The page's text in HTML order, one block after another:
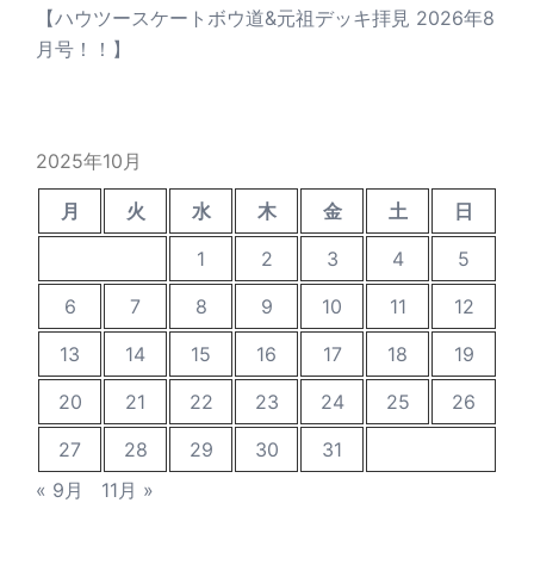
【ハウツースケートボウ道&元祖デッキ拝見 2026年8
月号！！】
2025年10月
月 火 水 木 金 土
日
1
2 3 4
5
6
7 8 9 10 11
12
13
14 15 16 17 18
19
20
21 22 23 24 25
26
27
28 29 30
31
« 9月
11月 »